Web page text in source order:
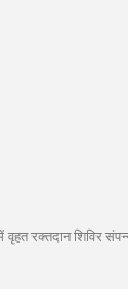
रक्तदान शिविर